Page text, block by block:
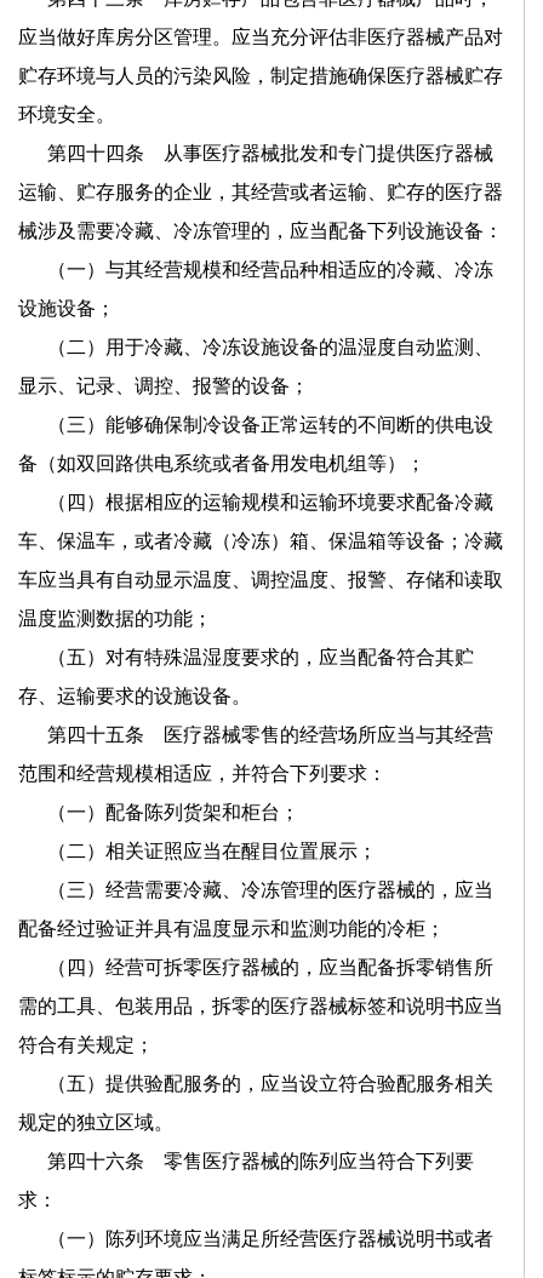
应当做好库房分区管理。应当充分评估非医疗器械产品对
贮存环境与人员的污染风险，制定措施确保医疗器械贮存
环境安全。
第四十四条 从事医疗器械批发和专门提供医疗器械
运输、贮存服务的企业，其经营或者运输、贮存的医疗器
械涉及需要冷藏、冷冻管理的，应当配备下列设施设备：
（一）与其经营规模和经营品种相适应的冷藏、冷冻
设施设备；
（二）用于冷藏、冷冻设施设备的温湿度自动监测、
显示、记录、调控、报警的设备；
（三）能够确保制冷设备正常运转的不间断的供电设
备（如双回路供电系统或者备用发电机组等）；
（四）根据相应的运输规模和运输环境要求配备冷藏
车、保温车，或者冷藏（冷冻）箱、保温箱等设备；冷藏
车应当具有自动显示温度、调控温度、报警、存储和读取
温度监测数据的功能；
（五）对有特殊温湿度要求的，应当配备符合其贮
存、运输要求的设施设备。
第四十五条 医疗器械零售的经营场所应当与其经营
范围和经营规模相适应，并符合下列要求：
（一）配备陈列货架和柜台；
（二）相关证照应当在醒目位置展示；
（三）经营需要冷藏、冷冻管理的医疗器械的，应当
配备经过验证并具有温度显示和监测功能的冷柜；
（四）经营可拆零医疗器械的，应当配备拆零销售所
需的工具、包装用品，拆零的医疗器械标签和说明书应当
符合有关规定；
（五）提供验配服务的，应当设立符合验配服务相关
规定的独立区域。
第四十六条 零售医疗器械的陈列应当符合下列要
求：
（一）陈列环境应当满足所经营医疗器械说明书或者